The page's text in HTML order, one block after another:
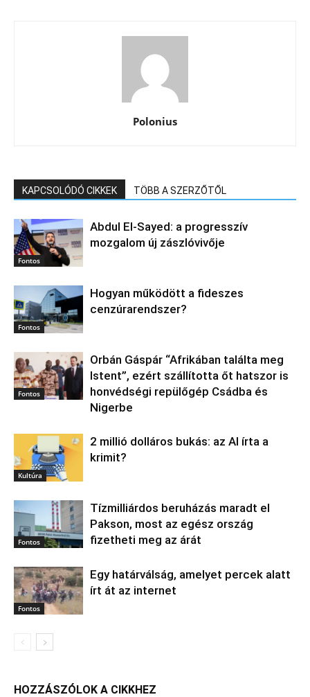
Polonius
KAPCSOLÓDÓ CIKKEK TÖBB A SZERZŐTŐL
Fontos
Abdul El‑Sayed: a progresszív
mozgalom új zászlóvivője
Fontos
Hogyan működött a fideszes
cenzúrarendszer?
Fontos
Orbán Gáspár “Afrikában találta meg
Istent”, ezért szállította őt hatszor is
honvédségi repülőgép Csádba és
Nigerbe
Kultúra
2 millió dolláros bukás: az AI írta a
krimit?
Fontos
Tízmilliárdos beruházás maradt el
Pakson, most az egész ország
fizetheti meg az árát
Fontos
Egy határválság, amelyet percek alatt
írt át az internet
HOZZÁSZÓLOK A CIKKHEZ